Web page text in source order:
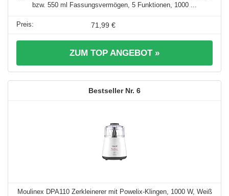
bzw. 550 ml Fassungsvermögen, 5 Funktionen, 1000 ...
71,99 €
ZUM TOP ANGEBOT »
6
Moulinex DPA110 Zerkleinerer mit Powelix-Klingen, 1000 W, Weiß